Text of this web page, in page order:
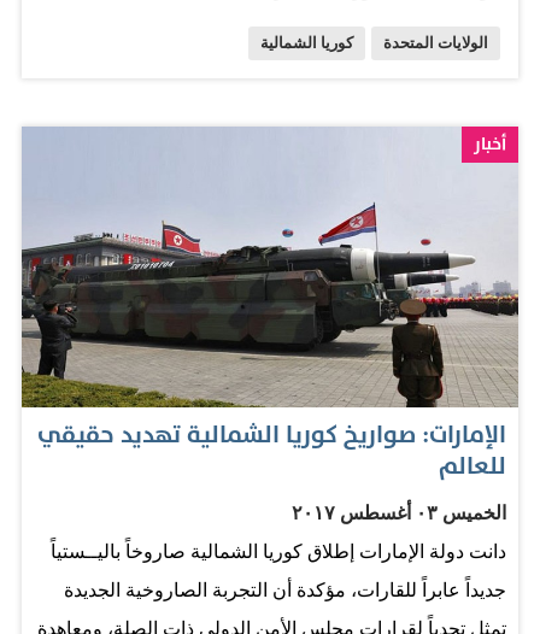
الولايات المتحدة كوريا الشمالية
أخبار
الإمارات: صواريخ كوريا الشمالية تهديد حقيقي
للعالم
الخميس ٠٣ أغسطس ٢٠١٧
دانت دولة الإمارات إطلاق كوريا الشمالية صاروخاً باليــستياً
جديداً عابراً للقارات، مؤكدة أن التجربة الصاروخية الجديدة
تمثل تحدياً لقرارات مجلس الأمن الدولي ذات الصلة، ومعاهدة